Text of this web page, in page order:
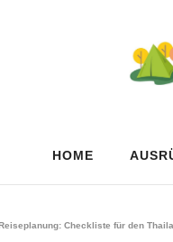
HOME
Checkliste für den